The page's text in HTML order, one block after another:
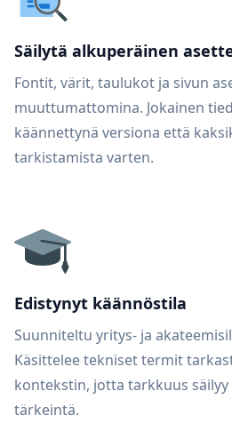
Säilytä alkuperäinen
Fontit, värit, taulukot ja sivun
muuttumattomina. Jokainen
käännettynä versiona että
tarkistamista varten.
Edistynyt käännöstila
Suunniteltu yritys- ja
Käsittelee tekniset termit
kontekstin, jotta tarkkuus säilyy
tärkeintä.